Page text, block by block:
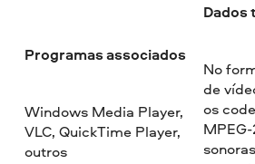
Programas associados
Windows Media Player,
VLC, QuickTime Player,
outros
Dados
No
de
os